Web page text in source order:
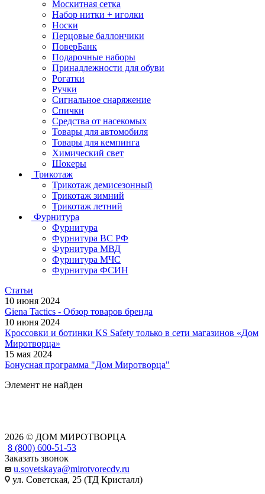
Москитная сетка
Набор нитки + иголки
Носки
Перцовые баллончики
ПоверБанк
Подарочные наборы
Принадлежности для обуви
Рогатки
Ручки
Сигнальное снаряжение
Спички
Средства от насекомых
Товары для автомобиля
Товары для кемпинга
Химический свет
Шокеры
Трикотаж
Трикотаж демисезонный
Трикотаж зимний
Трикотаж летний
Фурнитура
Фурнитура
Фурнитура ВС РФ
Фурнитура МВД
Фурнитура МЧС
Фурнитура ФСИН
Статьи
10 июня 2024
Giena Tactics - Обзор товаров бренда
10 июня 2024
Кроссовки и ботинки KS Safety только в сети магазинов «Дом
Миротворца»
15 мая 2024
Бонусная программа "Дом Миротворца"
Элемент не найден
2026 © ДОМ МИРОТВОРЦА
8 (800) 600-51-53
Заказать звонок
u.sovetskaya@mirotvorecdv.ru
ул. Советская, 25 (ТД Кристалл)